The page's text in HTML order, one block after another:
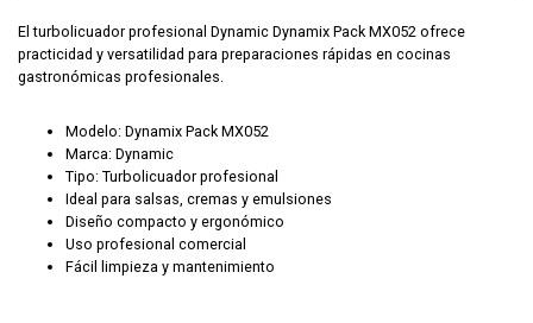
El turbolicuador profesional Dynamic Dynamix Pack MX052 ofrece
practicidad y versatilidad para preparaciones rápidas en cocinas
gastronómicas profesionales.
Modelo: Dynamix Pack MX052
Marca: Dynamic
Tipo: Turbolicuador profesional
Ideal para salsas, cremas y emulsiones
Diseño compacto y ergonómico
Uso profesional comercial
Fácil limpieza y mantenimiento